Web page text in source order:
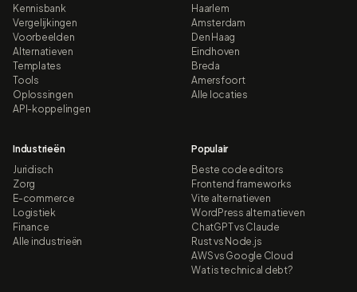
Kennisbank
Vergelijkingen
Voorbeelden
Alternatieven
Templates
Tools
Oplossingen
API-koppelingen
Haarlem
Amsterdam
Den Haag
Eindhoven
Breda
Amersfoort
Alle locaties
Industrieën
Juridisch
Zorg
E-commerce
Logistiek
Finance
Alle industrieën
Populair
Beste code editors
Frontend frameworks
Vite alternatieven
WordPress alternatieven
ChatGPT vs Claude
Rust vs Node.js
AWS vs Google Cloud
Wat is technical debt?